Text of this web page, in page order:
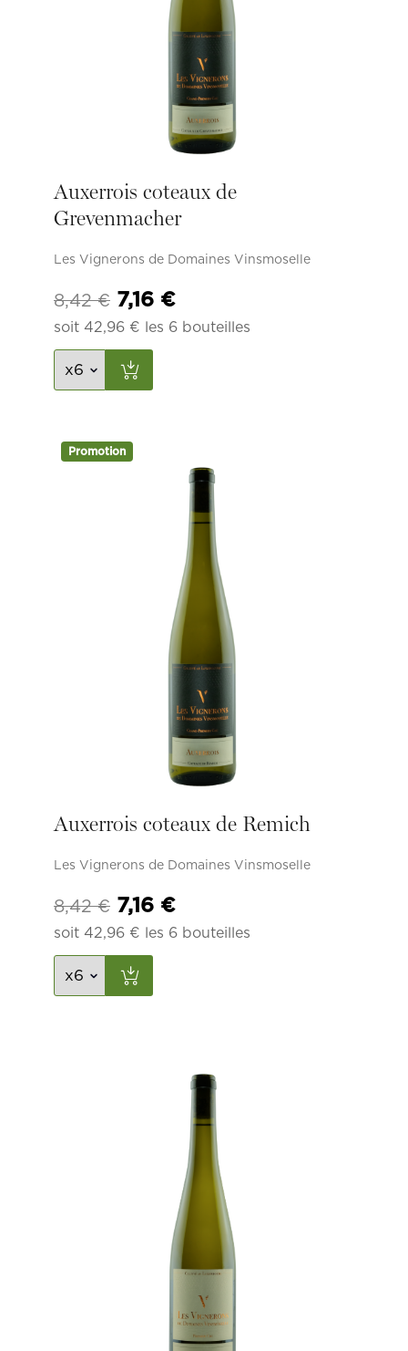
Auxerrois coteaux de
Grevenmacher
Les Vignerons de Domaines Vinsmoselle
8,42€ Le
prix
initial
était :
7,16 €Le
prix
soit 42,96 € les 6 bouteilles
Promotion
Auxerrois coteaux de Remich
Les Vignerons de Domaines Vinsmoselle
8,42€ Le
prix
initial
était :
7,16 €Le
prix
soit 42,96 € les 6 bouteilles